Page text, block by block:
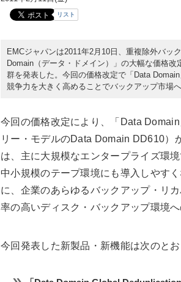
リスト
EMCジャパンは2011年2月10日、重複除外バッ
Domain（データ・ドメイン）」の大幅な価格
群を発表した。今回の価格改定で「Data
競争力を大きく高めることでバックアップ市場
今回の価格改定により、「Data
リー・モデルのData Domain DD610）
は、主に大規模なエンタープライズ環
中小規模のテープ環境にも導入しやす
に、企業のあらゆるバックアップ・リ
率の高いディスク・バックアップ環境
今回発表した新製品・新機能は次のとお